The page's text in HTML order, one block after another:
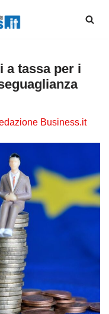
a tassa per i
Business.it